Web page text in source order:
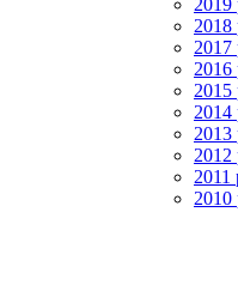
2019
2018
2017
2016
2015
2014
2013
2012
2011
2010